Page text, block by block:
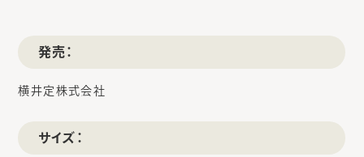
発売：
横井定株式会社
サイズ：